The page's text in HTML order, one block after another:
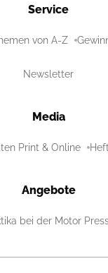
Service
von A-Z
Newsletter
Media
Print & Online
Angebote
bei der Motor